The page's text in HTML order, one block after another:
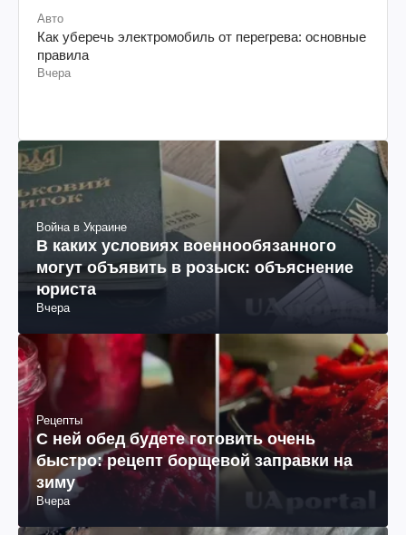
Авто
Как уберечь электромобиль от перегрева: основные
правила
Вчера
Война в Украине
В каких условиях военнообязанного
могут объявить в розыск: объяснение
юриста
Вчера
Рецепты
С ней обед будете готовить очень
быстро: рецепт борщевой заправки на
зиму
Вчера